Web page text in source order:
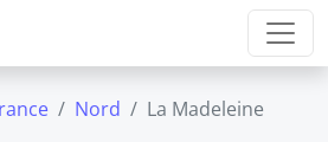
Nord La Madeleine